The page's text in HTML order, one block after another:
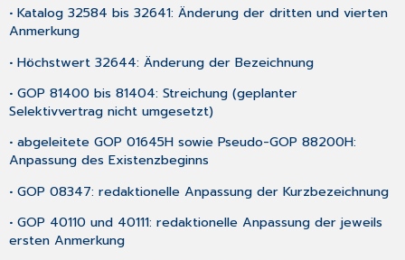
• Katalog 32584 bis 32641: Änderung der dritten und vierten
Anmerkung
• Höchstwert 32644: Änderung der Bezeichnung
• GOP 81400 bis 81404: Streichung (geplanter
Selektivvertrag nicht umgesetzt)
• abgeleitete GOP 01645H sowie Pseudo-GOP 88200H:
Anpassung des Existenzbeginns
• GOP 08347: redaktionelle Anpassung der Kurzbezeichnung
• GOP 40110 und 40111: redaktionelle Anpassung der jeweils
ersten Anmerkung